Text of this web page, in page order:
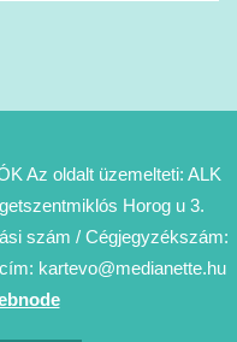
Az oldalt üzemelteti: ALK
Horog u 3.
szám / Cégjegyzékszám:
kartevo@medianette.hu